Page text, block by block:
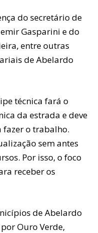
do secretário de
Gasparini e do
entre outras
de Abelardo
técnica fará o
da estrada e deve
fazer o trabalho.
sem antes
Por isso, o foco
receber os
de Abelardo
Ouro Verde,